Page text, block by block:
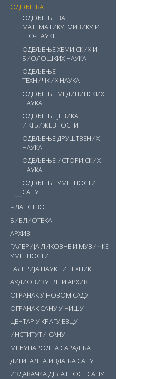
ОДЕЉЕЊА
ОДЕЉЕЊЕ ЗА
МАТЕМАТИКУ, ФИЗИКУ И
ГЕО-НАУКЕ
ОДЕЉЕЊЕ ХЕМИЈСКИХ И
БИОЛОШКИХ НАУКА
ОДЕЉЕЊЕ
ТЕХНИЧКИХ НАУКА
ОДЕЉЕЊЕ МЕДИЦИНСКИХ
НАУКА
ОДЕЉЕЊЕ ЈЕЗИКА
И КЊИЖЕВНОСТИ
ОДЕЉЕЊЕ ДРУШТВЕНИХ
НАУКА
ОДЕЉЕЊЕ ИСТОРИЈСКИХ
НАУКА
ОДЕЉЕЊЕ УМЕТНОСТИ
САНУ
ЧЛАНСТВО
БИБЛИОТЕКА
АРХИВ
ГАЛЕРИЈА ЛИКОВНЕ И МУЗИЧКЕ
УМЕТНОСТИ
ГАЛЕРИЈА НАУКЕ И ТЕХНИКЕ
АУДИОВИЗУЕЛНИ АРХИВ
ОГРАНАК У НОВОМ САДУ
ОГРАНАК САНУ У НИШУ
ЦЕНТАР У КРАГУЈЕВЦУ
ИНСТИТУТИ САНУ
МЕЂУНАРОДНА САРАДЊА
ДИГИТАЛНА ИЗДАЊА САНУ
ИЗДАВАЧКА ДЕЛАТНОСТ САНУ